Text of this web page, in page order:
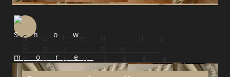
Salon du
chaussée